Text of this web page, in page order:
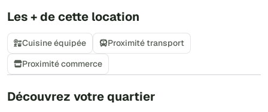
Les + de cette location
Cuisine équipée
Proximité transport
Proximité commerce
Découvrez votre quartier